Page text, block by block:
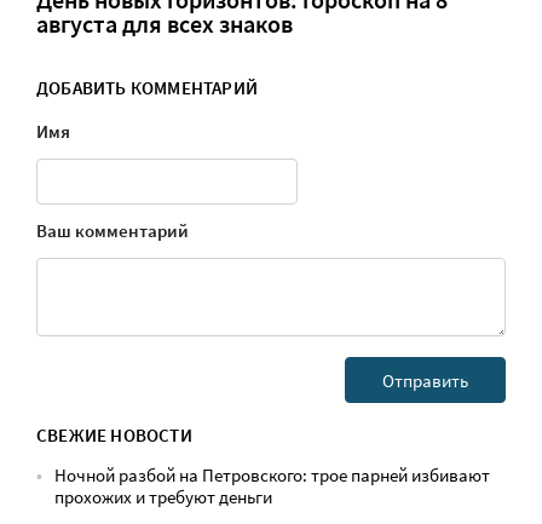
августа для всех знаков
ДОБАВИТЬ КОММЕНТАРИЙ
Имя
Ваш комментарий
СВЕЖИЕ НОВОСТИ
Ночной разбой на Петровского: трое парней избивают
прохожих и требуют деньги